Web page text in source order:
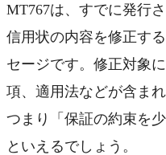
MT767は、すでに発行
信用状の内容を修正す
セージです。修正対象
項、適用法などが含まれ
つまり「保証の約束を
といえるでしょう。